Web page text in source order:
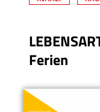
Ferien